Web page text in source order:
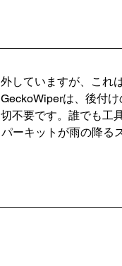
していますが、これ
は、後付け
不要です。誰でも工
ーキットが雨の降る